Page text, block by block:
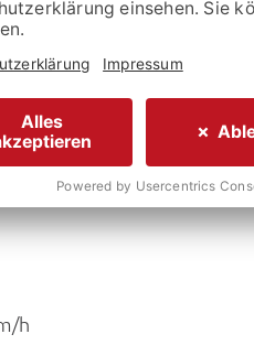
38.860,- €
AUF ANFRAGE!
h